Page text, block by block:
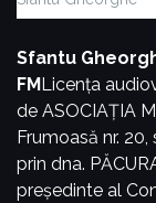
Sfantu
FMLicența
de ASOCIAȚIA
Frumoasă nr.
prin dna.
președinte al